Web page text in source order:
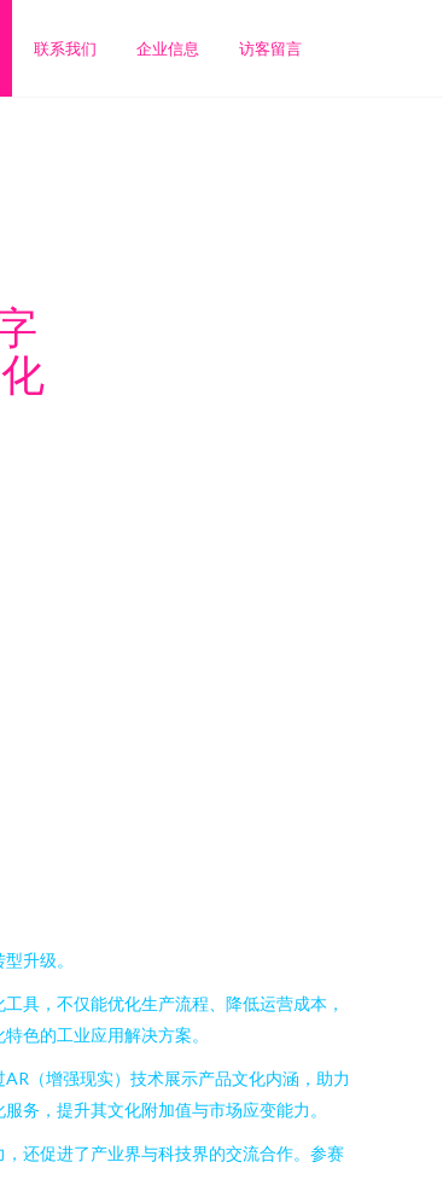
联系我们 企业信息 访客留言
升级。
具，不仅能优化生产流程、降低运营成本，
色的工业应用解决方案。
（增强现实）技术展示产品文化内涵，助力
务，提升其文化附加值与市场应变能力。
还促进了产业界与科技界的交流合作。参赛